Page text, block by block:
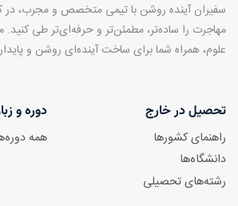
سفیران آینده روشن با تیمی متخصص و مجرب، در
مهاجرت را ساده‌تر، مطمئن‌تر و حرفه‌ای‌تر طی کنید.
علوم، همراه شما برای ساخت آینده‌ای روشن و
تحصیل در خارج
راهنمای کشورها
دانشگاه‌ها
رشته‌های تحصیلی
دوره و
همه